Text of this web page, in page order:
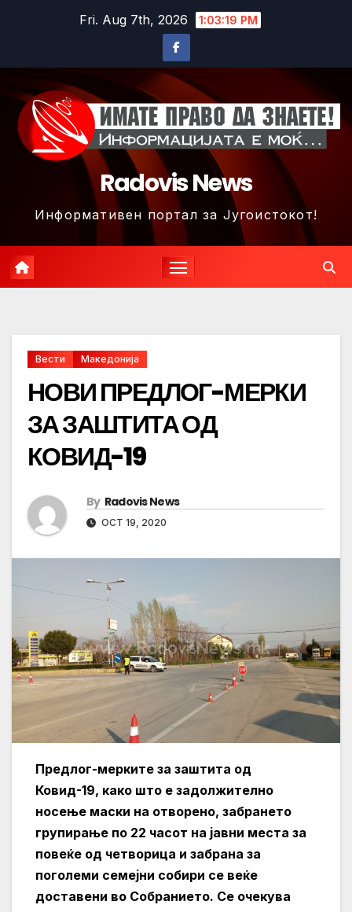
Fri. Aug 7th, 2026 1:03:22 PM
Radovis News
Информативен портал за Југоистокот!
Вести Македонија
НОВИ ПРЕДЛОГ-МЕРКИ
ЗА ЗАШТИТА ОД
КОВИД-19
By Radovis News
OCT 19, 2020
Предлог-мерките за заштита од
Ковид-19, како што е задолжително
носење маски на отворено, забрането
групирање по 22 часот на јавни места за
повеќе од четворица и забрана за
поголеми семејни собири се веќе
доставени во Собранието. Се очекува